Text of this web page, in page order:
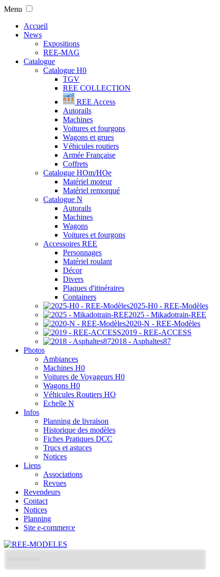
Menu
Accueil
News
Expositions
REE-MAG
Catalogue
Catalogue H0
TGV
REE COLLECTION
REE Access
Autorails
Machines
Voitures et fourgons
Wagons et grues
Véhicules routiers
Armée Française
Coffrets
Catalogue HOm/HOe
Matériel moteur
Matériel remorqué
Catalogue N
Autorails
Machines
Wagons
Voitures et fourgons
Accessoires REE
Personnages
Matériel roulant
Décor
Divers
Plaques d'itinéraires
Containers
2025-H0 - REE-Modèles
2025 - Mikadotrain-REE
2020-N - REE-Modèles
2019 - REE-ACCESS
2018 - Asphaltes87
Photos
Ambiances
Machines H0
Voitures de Voyageurs H0
Wagons H0
Véhicules Routiers HO
Echelle N
Infos
Planning de livraison
Historique des modèles
Fiches Pratiques DCC
Trucs et astuces
Notices
Liens
Associations
Revues
Revendeurs
Contact
Notices
Planning
Site e-commerce